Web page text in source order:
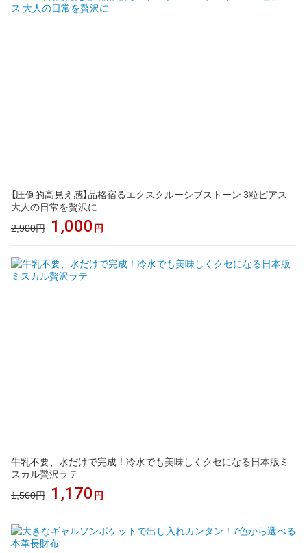
【圧倒的高見え感】品格宿るエクスクルーシブストーン 3粒ピアス
大人の日常を贅沢に
2,900円 1,000 円
牛乳不要、水だけで完成！冷水でも美味しくクセになる日本版ミ
スカル贅沢ラテ
1,560円 1,170 円